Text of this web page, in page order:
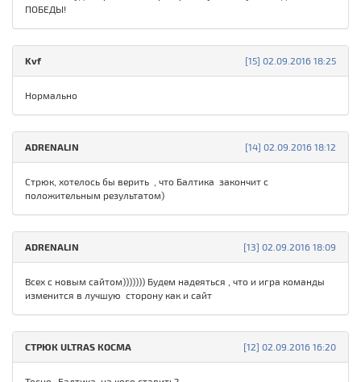
ПОБЕДЫ!
[15] 02.09.2016 18:25
Kvf
Нормально
[14] 02.09.2016 18:12
ADRENALIN
Стрюк, хотелось бы верить , что Балтика закончит с
положительным результатом)
[13] 02.09.2016 18:09
ADRENALIN
Всех с новым сайтом))))))) Будем надеяться , что и игра команды
изменится в лучшую сторону как и сайт
[12] 02.09.2016 16:20
СТРЮК ULTRAS КОСМА